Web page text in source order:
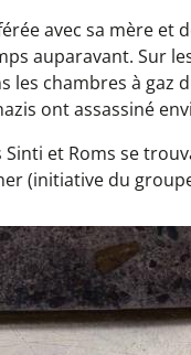
avec sa mère
auparavant. Sur
chambres à gaz
ont assassiné
et Roms se
(initiative du